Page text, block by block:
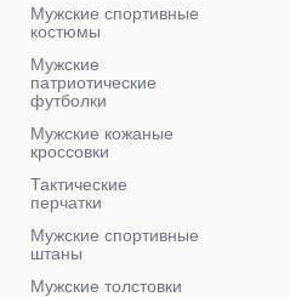
Мужские спортивные
костюмы
Мужские
патриотические
футболки
Мужские кожаные
кроссовки
Тактические
перчатки
Мужские спортивные
штаны
Мужские толстовки